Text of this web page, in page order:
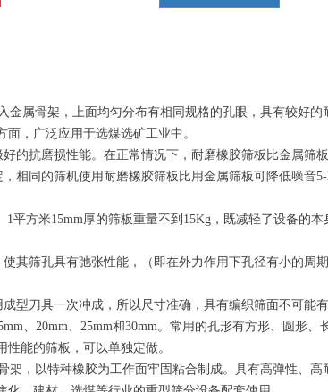
属骨架，上面均匀分布有相同规格的孔眼，具有较好的
，广泛应用于选煤选矿工业中。
的抗磨损性能。在正常情况下，耐磨橡胶筛板比金属筛板
相同的筛机使用耐磨橡胶筛板比用金属筛板可降低噪音
平方米15mm厚的筛板重量不到15Kg，既减轻了设备的
其筛孔具有弛张性能，（即在外力作用下孔径有小的周
型刀具一次冲成，所以尺寸准确，具有编织筛面不可能有
、20mm、25mm和30mm。常用的孔形有方形、圆形、
能的筛板，可以单独定做。
，以特种橡胶为工作面牢固粘合制成。具有高弹性、高